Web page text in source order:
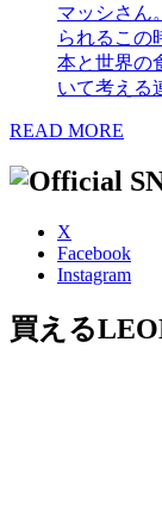
マッシさん
られるこの
本と世界の
いて考える
READ MORE
X
Facebook
Instagram
買える